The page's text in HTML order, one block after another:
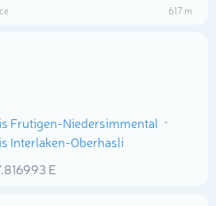
617 m
Frutigen-Niedersimmental
Interlaken-Oberhasli
E